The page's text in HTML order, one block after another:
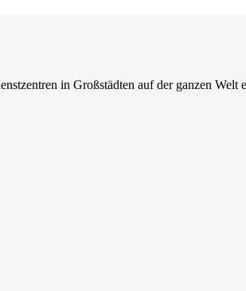
in Großstädten auf der ganzen Welt